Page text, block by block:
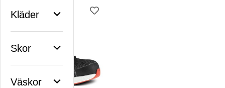
Kläder
Skor
Väskor